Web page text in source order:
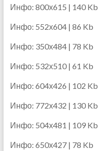
Инфо: 800х615 | 140 Kb
Инфо: 552х604 | 86 Kb
Инфо: 350х484 | 78 Kb
Инфо: 532х510 | 61 Kb
Инфо: 604х426 | 102 Kb
Инфо: 772х432 | 130 Kb
Инфо: 504х481 | 109 Kb
Инфо: 650х427 | 78 Kb